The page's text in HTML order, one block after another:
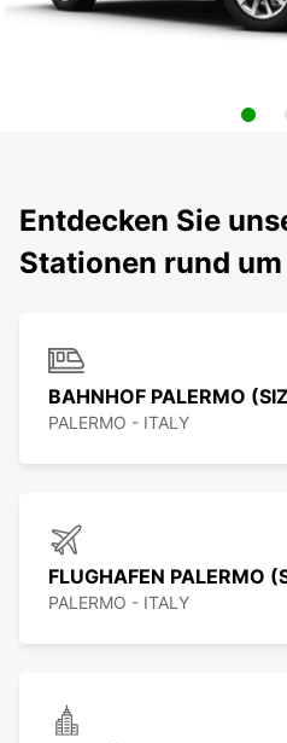
Entdecken Sie
Stationen rund
BAHNHOF PALERMO
PALERMO - ITALY
FLUGHAFEN PALERMO
PALERMO - ITALY